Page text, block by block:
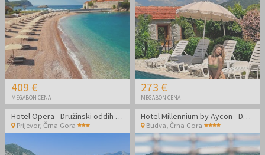
409 €
MEGABON CENA
273 €
MEGABON CENA
Hotel Opera - Družinski oddih na črnogorski obali
Prijevor, Črna Gora
Hotel Millennium by Aycon - Družinska jesen v Budvi
Budva,Črna Gora